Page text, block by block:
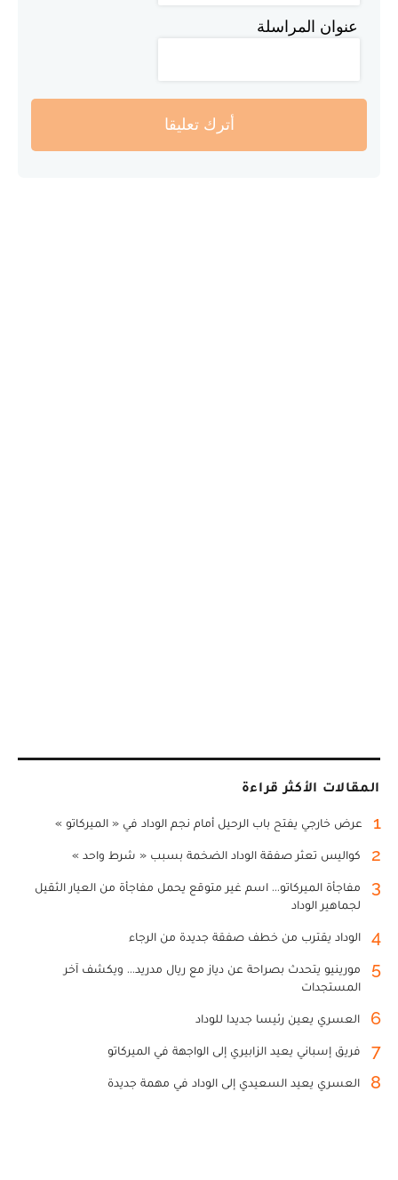
عنوان المراسلة
أترك تعليقا
المقالات الأكثر قراءة
1 عرض خارجي يفتح باب الرحيل أمام نجم الوداد في « الميركاتو »
2 كواليس تعثر صفقة الوداد الضخمة بسبب « شرط واحد »
3
مفاجأة الميركاتو... اسم غير متوقع يحمل مفاجأة من العيار الثقيل
لجماهير الوداد
4 الوداد يقترب من خطف صفقة جديدة من الرجاء
5
مورينيو يتحدث بصراحة عن دياز مع ريال مدريد... ويكشف آخر
المستجدات
6 العسري يعين رئيسا جديدا للوداد
7 فريق إسباني يعيد الزابيري إلى الواجهة في الميركاتو
8 العسري يعيد السعيدي إلى الوداد في مهمة جديدة